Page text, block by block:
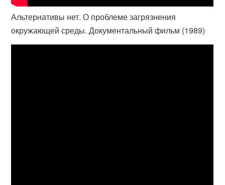
Альтернативы нет. О проблеме загрязнения
окружающей среды. Документальный фильм (1989)